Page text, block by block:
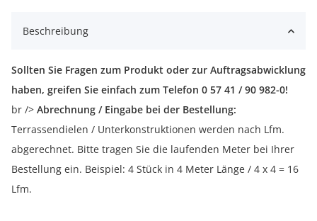
Beschreibung
Sollten Sie Fragen zum Produkt oder zur Auftragsabwicklung
haben, greifen Sie einfach zum Telefon 0 57 41 / 90 982-0!
br /> Abrechnung / Eingabe bei der Bestellung:
Terrassendielen / Unterkonstruktionen werden nach Lfm.
abgerechnet. Bitte tragen Sie die laufenden Meter bei Ihrer
Bestellung ein. Beispiel: 4 Stück in 4 Meter Länge / 4 x 4 = 16
Lfm.